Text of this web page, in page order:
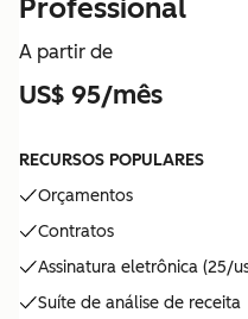
Professional
A partir de
US$ 95/mês
RECURSOS POPULARES
Orçamentos
Contratos
Assinatura eletrônica (25/
Suíte de análise de receita